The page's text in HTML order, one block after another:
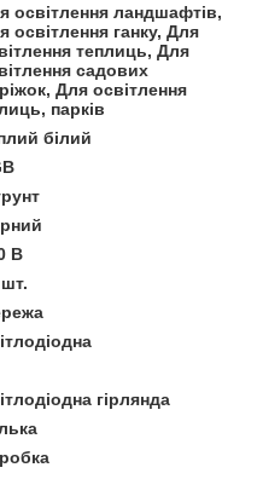
освітлення ландшафтів,
освітлення ганку, Для
теплиць, Для
садових
Для освітлення
парків
білий
В
гірлянда